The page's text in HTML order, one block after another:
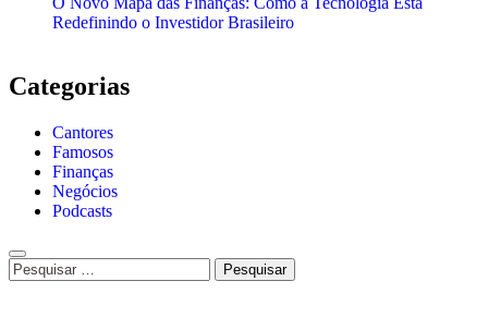
Redefinindo o Investidor Brasileiro
Categorias
Cantores
Famosos
Finanças
Negócios
Podcasts
Pesquisar
por: